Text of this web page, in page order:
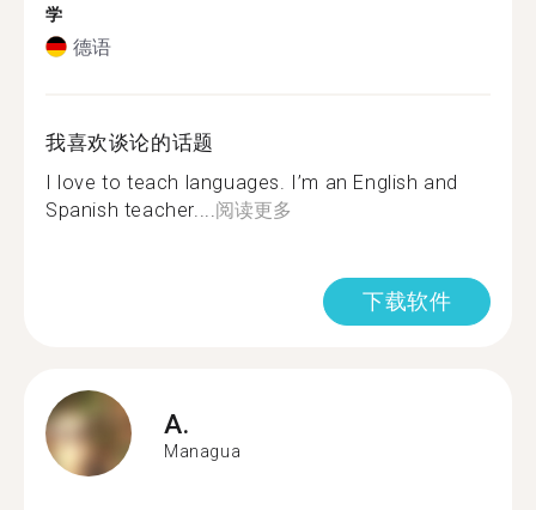
学
德语
我喜欢谈论的话题
I love to teach languages. I’m an English and
Spanish teacher.... 阅读更多
下载软件
A.
Managua